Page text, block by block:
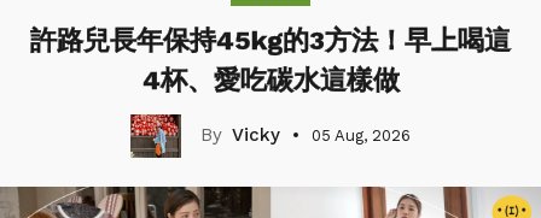
許路兒長年保持45kg的3方法！早上喝這
4杯、愛吃碳水這樣做
Vicky 05 Aug, 2026